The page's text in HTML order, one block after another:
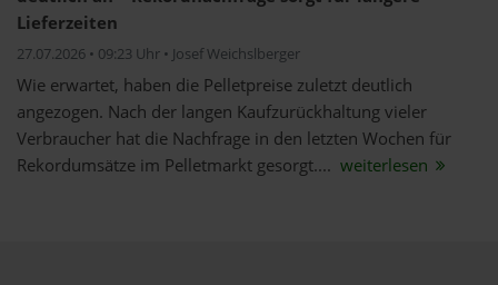
Lieferzeiten
27.07.2026 • 09:23 Uhr • Josef Weichslberger
Wie erwartet, haben die Pelletpreise zuletzt deutlich
angezogen. Nach der langen Kaufzurückhaltung vieler
Verbraucher hat die Nachfrage in den letzten Wochen für
Rekordumsätze im Pelletmarkt gesorgt.... weiterlesen